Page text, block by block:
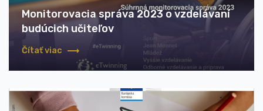
Monitorovacia správa 2023 o vzdelávaní
budúcich učiteľov
Čítať viac